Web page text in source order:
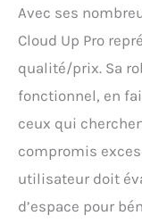
Avec ses
Cloud Up Pro
qualité/prix. Sa
fonctionnel, en
ceux qui
compromis
utilisateur doit
d’espace pour